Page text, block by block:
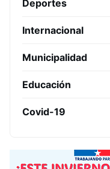
Deportes
Internacional
Municipalidad
Educación
Covid-19